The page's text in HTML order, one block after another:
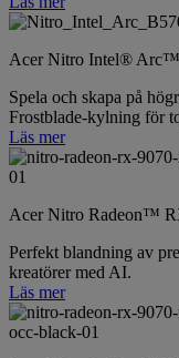
Acer Nitro Intel®
Spela och skapa på
Frostblade-kylning för
Läs mer
Acer Nitro Radeon™
Perfekt blandning av
kreatörer med AI.
Läs mer